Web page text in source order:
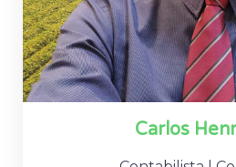
Carlos